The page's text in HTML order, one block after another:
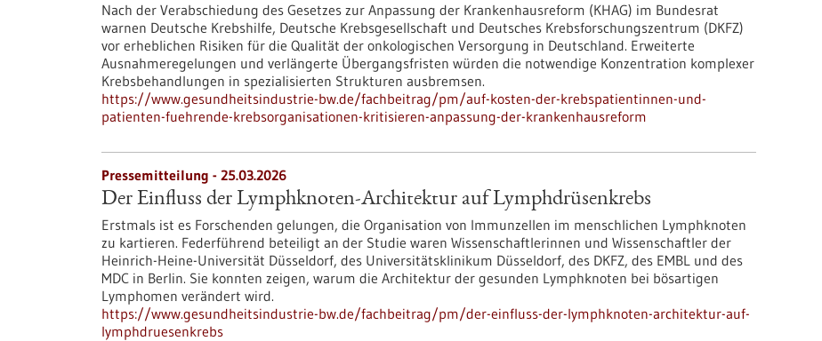
Nach der Verabschiedung des Gesetzes zur Anpassung der Krankenhausreform (KHAG) im Bundesrat
warnen Deutsche Krebshilfe, Deutsche Krebsgesellschaft und Deutsches Krebsforschungszentrum (DKFZ)
vor erheblichen Risiken für die Qualität der onkologischen Versorgung in Deutschland. Erweiterte
Ausnahmeregelungen und verlängerte Übergangsfristen würden die notwendige Konzentration komplexer
Krebsbehandlungen in spezialisierten Strukturen ausbremsen.
https://www.gesundheitsindustrie-bw.de/fachbeitrag/pm/auf-kosten-der-krebspatientinnen-und-
patienten-fuehrende-krebsorganisationen-kritisieren-anpassung-der-krankenhausreform
Pressemitteilung - 25.03.2026
Der Einfluss der Lymphknoten-Architektur auf Lymphdrüsenkrebs
Erstmals ist es Forschenden gelungen, die Organisation von Immunzellen im menschlichen Lymphknoten
zu kartieren. Federführend beteiligt an der Studie waren Wissenschaftlerinnen und Wissenschaftler der
Heinrich-Heine-Universität Düsseldorf, des Universitätsklinikum Düsseldorf, des DKFZ, des EMBL und des
MDC in Berlin. Sie konnten zeigen, warum die Architektur der gesunden Lymphknoten bei bösartigen
Lymphomen verändert wird.
https://www.gesundheitsindustrie-bw.de/fachbeitrag/pm/der-einfluss-der-lymphknoten-architektur-auf-
lymphdruesenkrebs